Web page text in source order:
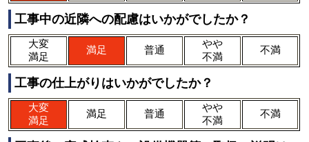
工事中の近隣への配慮はいかがでしたか？
大変
満足
満足 普通
やや
不満
不満
工事の仕上がりはいかがでしたか？
大変
満足
満足 普通
やや
不満
不満